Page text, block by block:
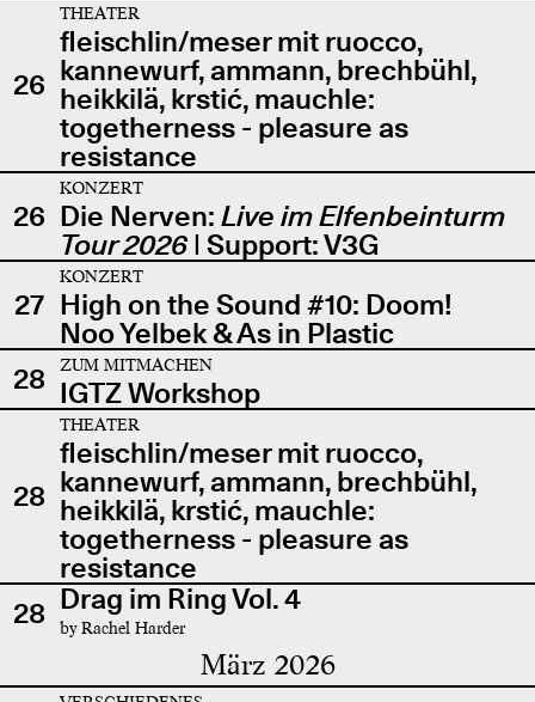
26
THEATER
fleischlin/meser mit ruocco,
kannewurf, ammann, brechbühl,
heikkilä, krstić, mauchle:
togetherness - pleasure as
resistance
26
KONZERT
Die Nerven: Live im Elfenbeinturm
Tour 2026| Support: V3G
27
KONZERT
High on the Sound #10: Doom!
Noo Yelbek & As in Plastic
28
ZUM MITMACHEN
IGTZ Workshop
28
THEATER
fleischlin/meser mit ruocco,
kannewurf, ammann, brechbühl,
heikkilä, krstić, mauchle:
togetherness - pleasure as
resistance
28 Drag im Ring Vol. 4
by Rachel Harder
März 2026